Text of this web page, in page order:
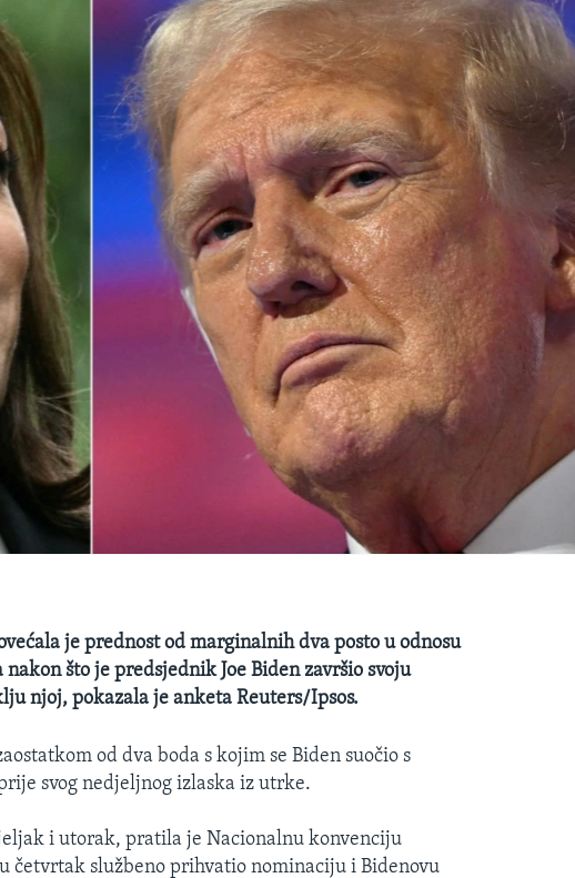
je prednost od marginalnih dva posto u odnosu
što je predsjednik Joe Biden završio svoju
njoj, pokazala je anketa Reuters/Ipsos.
od dva boda s kojim se Biden suočio s
svog nedjeljnog izlaska iz utrke.
i utorak, pratila je Nacionalnu konvenciju
četvrtak službeno prihvatio nominaciju i Bidenovu